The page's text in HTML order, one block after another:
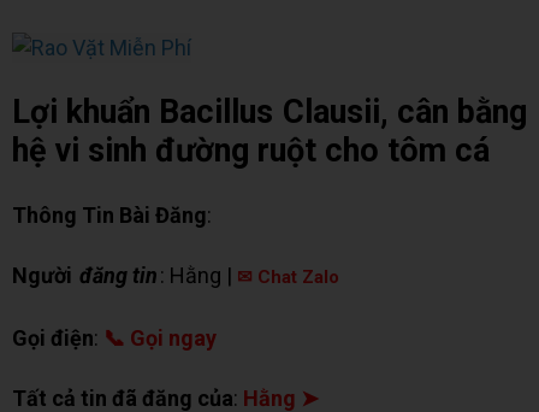
Lợi khuẩn Bacillus Clausii, cân bằng
hệ vi sinh đường ruột cho tôm cá
Thông Tin Bài Đăng:
Người đăng tin: Hằng | ✉ Chat Zalo
Gọi điện: 📞 Gọi ngay
Tất cả tin đã đăng của: Hằng ➤